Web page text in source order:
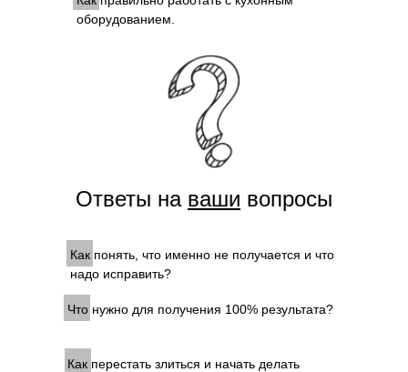
Ответы на ваши вопросы
Как перестать злиться и начать делать
оборудованием.
Как понять, что именно не получается и что
надо исправить?
Что нужно для получения 100% результата?